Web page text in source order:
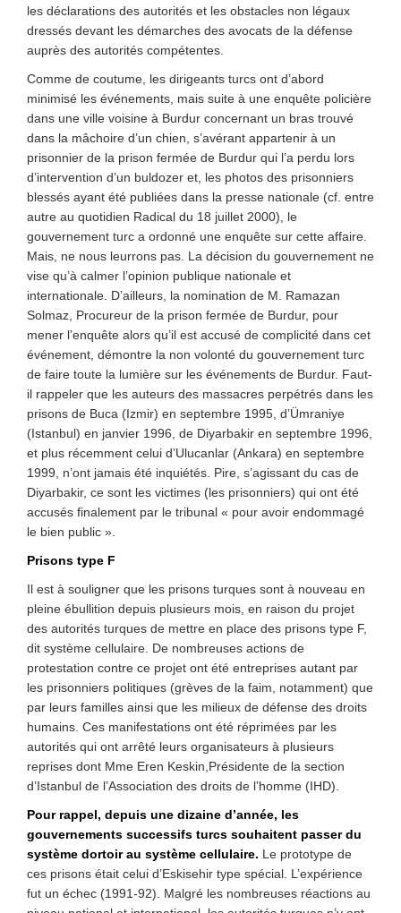
les déclarations des autorités et les obstacles non légaux
dressés devant les démarches des avocats de la défense
auprès des autorités compétentes.
Comme de coutume, les dirigeants turcs ont d’abord
minimisé les événements, mais suite à une enquête policière
dans une ville voisine à Burdur concernant un bras trouvé
dans la mâchoire d’un chien, s’avérant appartenir à un
prisonnier de la prison fermée de Burdur qui l’a perdu lors
d’intervention d’un buldozer et, les photos des prisonniers
blessés ayant été publiées dans la presse nationale (cf. entre
autre au quotidien Radical du 18 juillet 2000), le
gouvernement turc a ordonné une enquête sur cette affaire.
Mais, ne nous leurrons pas. La décision du gouvernement ne
vise qu’à calmer l’opinion publique nationale et
internationale. D’ailleurs, la nomination de M. Ramazan
Solmaz, Procureur de la prison fermée de Burdur, pour
mener l’enquête alors qu’il est accusé de complicité dans cet
événement, démontre la non volonté du gouvernement turc
de faire toute la lumière sur les événements de Burdur. Faut-
il rappeler que les auteurs des massacres perpétrés dans les
prisons de Buca (Izmir) en septembre 1995, d’Ümraniye
(Istanbul) en janvier 1996, de Diyarbakir en septembre 1996,
et plus récemment celui d’Ulucanlar (Ankara) en septembre
1999, n’ont jamais été inquiétés. Pire, s’agissant du cas de
Diyarbakir, ce sont les victimes (les prisonniers) qui ont été
accusés finalement par le tribunal « pour avoir endommagé
le bien public ».
Prisons type F
Il est à souligner que les prisons turques sont à nouveau en
pleine ébullition depuis plusieurs mois, en raison du projet
des autorités turques de mettre en place des prisons type F,
dit système cellulaire. De nombreuses actions de
protestation contre ce projet ont été entreprises autant par
les prisonniers politiques (grèves de la faim, notamment) que
par leurs familles ainsi que les milieux de défense des droits
humains. Ces manifestations ont été réprimées par les
autorités qui ont arrêté leurs organisateurs à plusieurs
reprises dont Mme Eren Keskin,Présidente de la section
d’Istanbul de l’Association des droits de l’homme (IHD).
Pour rappel, depuis une dizaine d’année, les
gouvernements successifs turcs souhaitent passer du
système dortoir au système cellulaire. Le prototype de
ces prisons était celui d’Eskisehir type spécial. L’expérience
fut un échec (1991-92). Malgré les nombreuses réactions au